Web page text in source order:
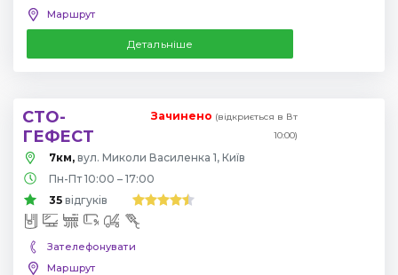
Маршрут
Детальніше
СТО-
ГЕФЕСТ
Зачинено (відкриється в Вт
10:00)
7км, вул. Миколи Василенка 1, Київ
Пн-Пт 10:00 – 17:00
35 відгуків
Зателефонувати
Маршрут